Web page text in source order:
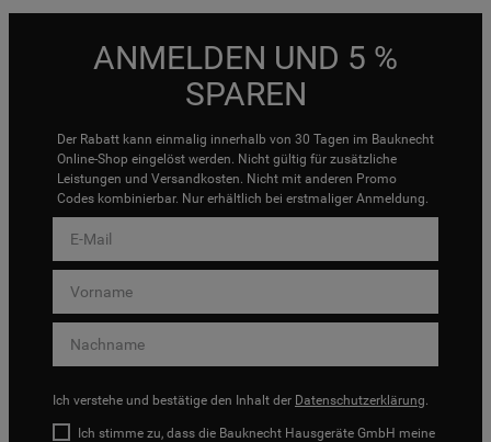
ANMELDEN UND 5 %
SPAREN
Der Rabatt kann einmalig innerhalb von 30 Tagen im Bauknecht
Online-Shop eingelöst werden. Nicht gültig für zusätzliche
Leistungen und Versandkosten. Nicht mit anderen Promo
Codes kombinierbar. Nur erhältlich bei erstmaliger Anmeldung.
Ich verstehe und bestätige den Inhalt der Datenschutzerklärung.
Ich stimme zu, dass die Bauknecht Hausgeräte GmbH meine